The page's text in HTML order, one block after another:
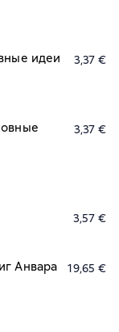
идеи 3,37 €
3,37 €
3,57 €
Анвара
19,65 €